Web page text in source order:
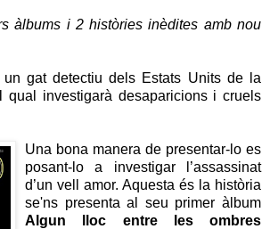
àlbums i 2 històries inèdites amb nou
gat detectiu dels Estats Units de la
qual investigarà desaparicions i cruels
Una bona manera de presentar-lo es
posant-lo a investigar l’assassinat
d’un vell amor. Aquesta és la història
se'ns presenta al seu primer àlbum
Algun lloc entre les ombres